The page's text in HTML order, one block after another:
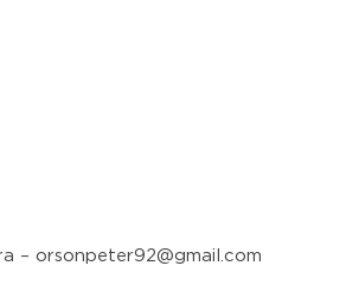
– orsonpeter92@gmail.com